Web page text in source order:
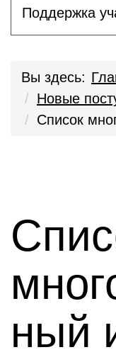
Поддержка
Вы здесь:
Новые
Список
ный